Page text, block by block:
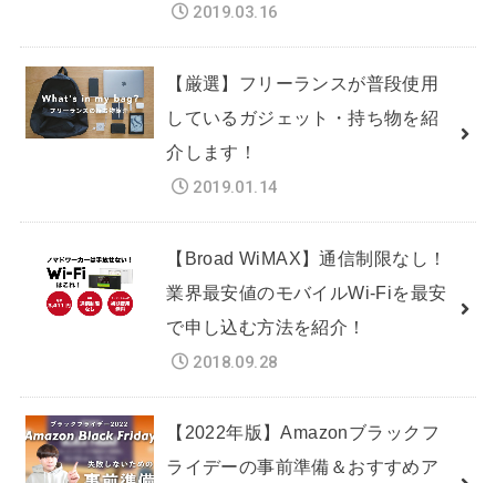
2019.03.16
【厳選】フリーランスが普段使用
しているガジェット・持ち物を紹
介します！
2019.01.14
【Broad WiMAX】通信制限なし！
業界最安値のモバイルWi-Fiを最安
で申し込む方法を紹介！
2018.09.28
【2022年版】Amazonブラックフ
ライデーの事前準備＆おすすめア